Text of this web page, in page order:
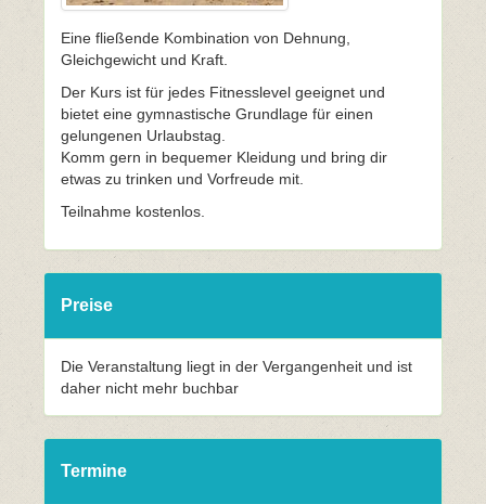
Eine fließende Kombination von Dehnung,
Gleichgewicht und Kraft.
Der Kurs ist für jedes Fitnesslevel geeignet und
bietet eine gymnastische Grundlage für einen
gelungenen Urlaubstag.
Komm gern in bequemer Kleidung und bring dir
etwas zu trinken und Vorfreude mit.
Teilnahme kostenlos.
Preise
Die Veranstaltung liegt in der Vergangenheit und ist
daher nicht mehr buchbar
Termine